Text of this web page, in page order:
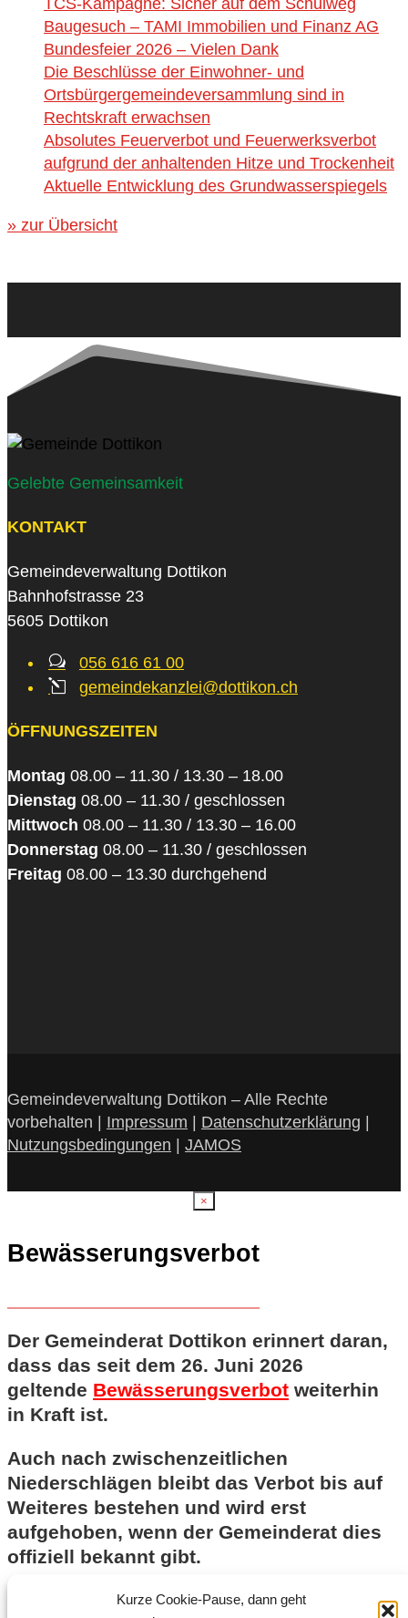
Kurze Cookie-Pause, dann geht
Baugesuch – TAMI Immobilien und Finanz AG
Bundesfeier 2026 – Vielen Dank
Die Beschlüsse der Einwohner- und
Ortsbürgergemeindeversammlung sind in
Rechtskraft erwachsen
Absolutes Feuerverbot und Feuerwerksverbot
aufgrund der anhaltenden Hitze und Trockenheit
Aktuelle Entwicklung des Grundwasserspiegels
» zur Übersicht
Gelebte Gemeinsamkeit
KONTAKT
Gemeindeverwaltung Dottikon
Bahnhofstrasse 23
5605 Dottikon
w 056 616 61 00
l gemeindekanzlei@dottikon.ch
ÖFFNUNGSZEITEN
Montag 08.00 – 11.30 / 13.30 – 18.00
Dienstag 08.00 – 11.30 / geschlossen
Mittwoch 08.00 – 11.30 / 13.30 – 16.00
Donnerstag 08.00 – 11.30 / geschlossen
Freitag 08.00 – 13.30 durchgehend
Gemeindeverwaltung Dottikon – Alle Rechte
vorbehalten | Impressum | Datenschutzerklärung |
Nutzungsbedingungen | JAMOS
×
Bewässerungsverbot
Der Gemeinderat Dottikon erinnert daran,
dass das seit dem 26. Juni 2026
geltende Bewässerungsverbot weiterhin
in Kraft ist.
Auch nach zwischenzeitlichen
Niederschlägen bleibt das Verbot bis auf
Weiteres bestehen und wird erst
aufgehoben, wenn der Gemeinderat dies
offiziell bekannt gibt.
Die Bevölkerung wird gebeten, die